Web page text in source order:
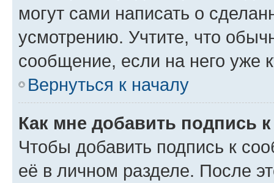
могут сами написать о
усмотрению. Учтите, что
сообщение, если на него уже
Вернуться к началу
Как мне добавить подпись
Чтобы добавить подпись к
её в личном разделе. После